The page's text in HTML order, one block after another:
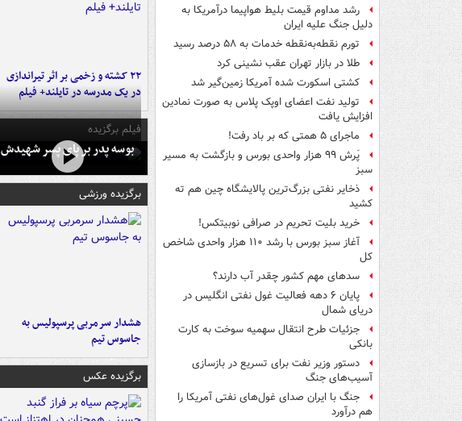
رشد مداوم قیمت بلیط هواپیما درآمریکا به
دلیل جنگ علیه ایران
تورم نقطه‌به‌نقطه خدمات به ۵۸ درصد رسید
طلا در بازار تهران عقب نشینی کرد
کشتی اسکورت شده آمریکا زمین‌گیر شد
تولید نفت اعضای اوپک پلاس به صورت نمادین
افزایش یافت
ماجرای ۵ همتی که بر باد رفت!
پَرش ۹۹ هزار واحدی بورس و بازگشت به مسیر
سبز
ذخایر نفتی بزرگ‌ترین پالایشگاه چین هم ته
کشید
خرید بلیت تحریم در صرافی نوبیتکس!
آغاز سبز بورس با رشد ۱۱۰ هزار واحدی شاخص
کل
سدهای مهم کشور چقدر آب دارند؟
پایان ۶ دهه فعالیت غول نفتی انگلیس در
دریای شمال
جزئیات طرح انتقال سهمیه سوخت به کارت
بانکی
دستور وزیر نفت برای تسریع در بازسازی
آسیب‌های جنگ
جنگ با ایران صدای غول‌های نفتی آمریکا را
هم درآورد
۲۲ کشته و زخمی بر اثر تیراندازی
در یک مدرسه در تایلند+ فیلم
فیلم برگزیده
بوسه‌ پدر بر پای پسر شهیدش
برگزیده ورزشی
هشدار سرمربی پرسپولیس به
جاسوس تیم
برگزیده عکس